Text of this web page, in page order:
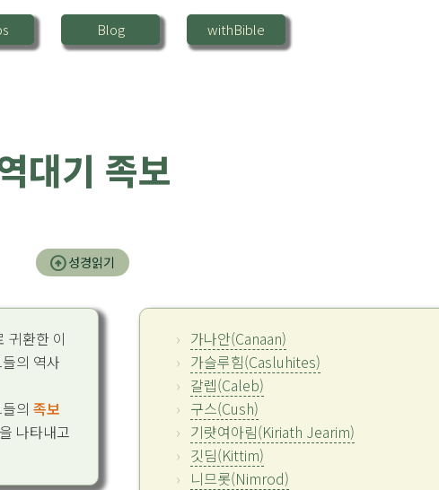
Blog withBible
대기 족보
arrow_circle_up성경읽기
귀환한 이
의 역사
의 족보
나타내고
가나안(Canaan)
가슬루힘(Casluhites)
갈렙(Caleb)
구스(Cush)
기럇여아림(Kiriath Jearim)
깃딤(Kittim)
니므롯(Nimrod)